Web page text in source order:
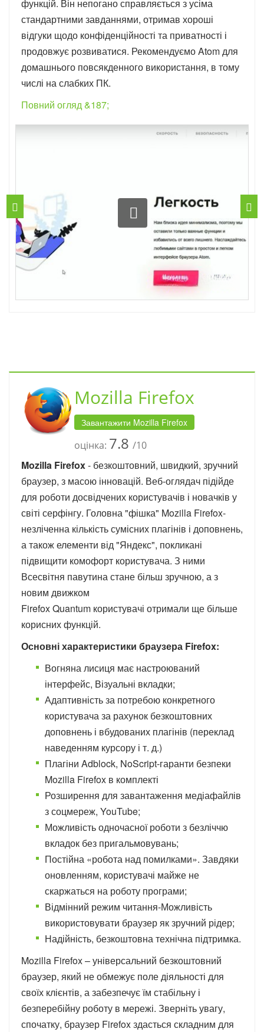
функцій. Він непогано справляється з усіма
стандартними завданнями, отримав хороші
відгуки щодо конфіденційності та приватності і
продовжує розвиватися. Рекомендуємо Atom для
домашнього повсякденного використання, в тому
числі на слабких ПК.
Повний огляд &187;
Mozilla Firefox
Завантажити Mozilla Firefox
оцінка: 7.8 /10
Mozilla Firefox- безкоштовний, швидкий, зручний
браузер, з масою інновацій. Веб-оглядач підійде
для роботи досвідчених користувачів і новачків у
світі серфінгу. Головна "фішка" Mozilla Firefox-
незліченна кількість сумісних плагінів і доповнень,
а також елементи від "Яндекс", покликані
підвищити комофорт користувача. З ними
Всесвітня павутина стане більш зручною, а з
новим движком
Firefox Quantum користувачі отримали ще більше
корисних функцій.
Основні характеристики браузера Firefox:
Вогняна лисиця має настроюваний
інтерфейс, Візуальні вкладки;
Адаптивність за потребою конкретного
користувача за рахунок безкоштовних
доповнень і вбудованих плагінів (переклад
наведенням курсору і т. д.)
Плагіни Adblock, NoScript-гаранти безпеки
Mozilla Firefox в комплекті
Розширення для завантаження медіафайлів
з соцмереж, YouTube;
Можливість одночасної роботи з безліччю
вкладок без пригальмовувань;
Постійна «робота над помилками». Завдяки
оновленням, користувачі майже не
скаржаться на роботу програми;
Відмінний режим читання-Можливість
використовувати браузер як зручний рідер;
Надійність, безкоштовна технічна підтримка.
Mozilla Firefox – універсальний безкоштовний
браузер, який не обмежує поле діяльності для
своїх клієнтів, а забезпечує їм стабільну і
безперебійну роботу в мережі. Зверніть увагу,
спочатку, браузер Firefox здасться складним для